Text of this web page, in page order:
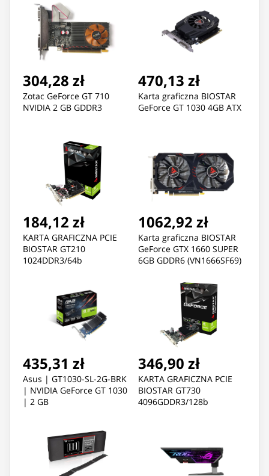
304,28 zł
Zotac GeForce GT 710
NVIDIA 2 GB GDDR3
470,13 zł
Karta graficzna BIOSTAR
GeForce GT 1030 4GB ATX
184,12 zł
KARTA GRAFICZNA PCIE
BIOSTAR GT210
1024DDR3/64b
1062,92 zł
Karta graficzna BIOSTAR
GeForce GTX 1660 SUPER
6GB GDDR6 (VN1666SF69)
435,31 zł
Asus | GT1030-SL-2G-BRK
| NVIDIA GeForce GT 1030
| 2 GB
346,90 zł
KARTA GRAFICZNA PCIE
BIOSTAR GT730
4096GDDR3/128b